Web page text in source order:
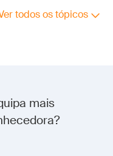
todos os tópicos
mais